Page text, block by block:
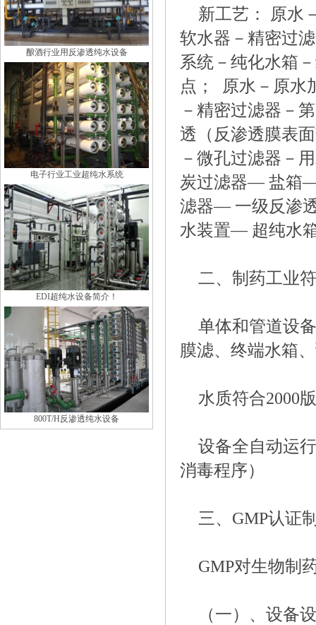
酿酒行业用反渗透纯水设备
电子行业工业超纯水系统
EDI超纯水设备简介！
800T/H反渗透纯水设备
新工艺： 原水
软水器－精密过
系统－纯化水箱
点； 原水－原水
－精密过滤器－
透（反渗透膜表
－微孔过滤器－
炭过滤器— 盐箱
滤器— 一级反渗
水装置— 超纯水
二、制药工业
单体和管道设
膜滤、终端水箱
水质符合2000
设备全自动运
消毒程序）
三、GMP认证
GMP对生物制
（一）、设备